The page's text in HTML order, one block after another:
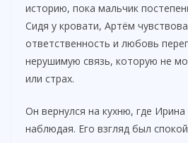
d
e
o
историю, пока мальчик
Сидя у кровати, Артём
ответственность и любовь
нерушимую связь, которую не
или страх.
Он вернулся на кухню, где
наблюдая. Его взгляд был